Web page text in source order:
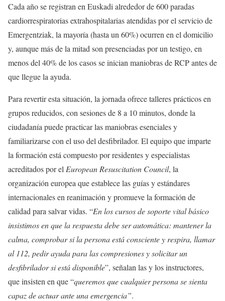
Cada año se registran en Euskadi alrededor de 600 paradas
cardiorrespiratorias extrahospitalarias atendidas por el servicio de
Emergentziak, la mayoría (hasta un 60%) ocurren en el domicilio
y, aunque más de la mitad son presenciadas por un testigo, en
menos del 40% de los casos se inician maniobras de RCP antes de
que llegue la ayuda.
Para revertir esta situación, la jornada ofrece talleres prácticos en
grupos reducidos, con sesiones de 8 a 10 minutos, donde la
ciudadanía puede practicar las maniobras esenciales y
familiarizarse con el uso del desfibrilador. El equipo que imparte
la formación está compuesto por residentes y especialistas
acreditados por el European Resuscitation Council, la
organización europea que establece las guías y estándares
internacionales en reanimación y promueve la formación de
calidad para salvar vidas. “En los cursos de soporte vital básico
insistimos en que la respuesta debe ser automática: mantener la
calma, comprobar si la persona está consciente y respira, llamar
al 112, pedir ayuda para las compresiones y solicitar un
desfibrilador si está disponible”, señalan las y los instructores,
que insisten en que “queremos que cualquier persona se sienta
capaz de actuar ante una emergencia”.